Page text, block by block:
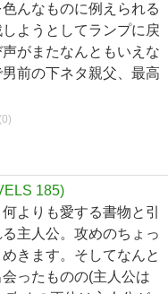
んなものに例えられる
ようとしてランプに戻
がまたなんともいえな
前の下ネタ親父、最高
0)
185)
よりも愛する書物と引
主人公。攻めのちょっ
きます。そしてなんと
ったものの(主人公は